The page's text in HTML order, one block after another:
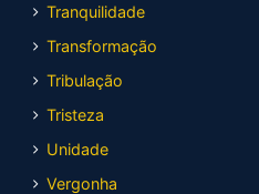
Tranquilidade
Transformação
Tribulação
Tristeza
Unidade
Vergonha